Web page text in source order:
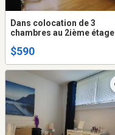
Dans colocation de 3
chambres au 2ième étage
Garneau pour étudiant(e)
seulement, aucun animal
permis,
$590